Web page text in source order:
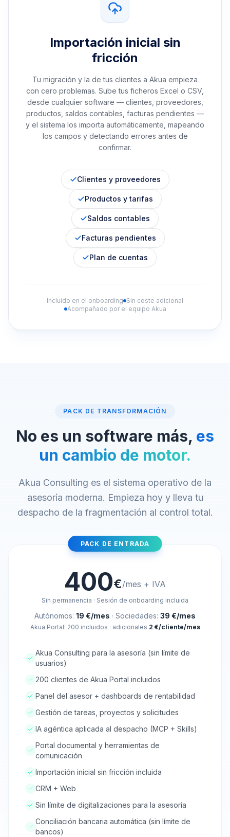
Importación inicial sin
fricción
Tu migración y la de tus clientes a Akua empieza
con cero problemas. Sube tus ficheros Excel o CSV,
desde cualquier software — clientes, proveedores,
productos, saldos contables, facturas pendientes —
y el sistema los importa automáticamente, mapeando
los campos y detectando errores antes de
confirmar.
Clientes y proveedores
Productos y tarifas
Saldos contables
Facturas pendientes
Plan de cuentas
Incluido en el onboarding Sin coste adicional
Acompañado por el equipo Akua
PACK DE TRANSFORMACIÓN
No es un software más, es
un cambio de motor.
Akua Consulting es el sistema operativo de la
asesoría moderna. Empieza hoy y lleva tu
despacho de la fragmentación al control total.
PACK DE ENTRADA
400€/mes + IVA
Sin permanencia · Sesión de onboarding incluida
Autónomos: 19 €/mes · Sociedades: 39 €/mes
Akua Portal: 200 incluidos · adicionales 2 €/cliente/mes
Akua Consulting para la asesoría (sin límite de
usuarios)
200 clientes de Akua Portal incluidos
Panel del asesor + dashboards de rentabilidad
Gestión de tareas, proyectos y solicitudes
IA agéntica aplicada al despacho (MCP + Skills)
Portal documental y herramientas de
comunicación
Importación inicial sin fricción incluida
CRM + Web
Sin límite de digitalizaciones para la asesoría
Conciliación bancaria automática (sin límite de
bancos)